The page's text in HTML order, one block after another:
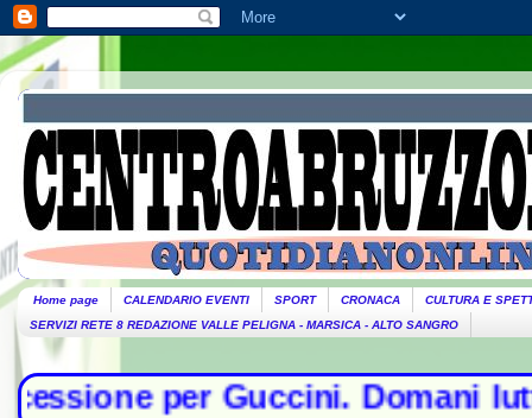
Home page CALENDARIO EVENTI SPORT CRONACA
CULTURA E
SERVIZI RETE 8 REDAZIONE VALLE PELIGNA - MARSICA - ALTO SANGRO
Guccini. Domani lutto